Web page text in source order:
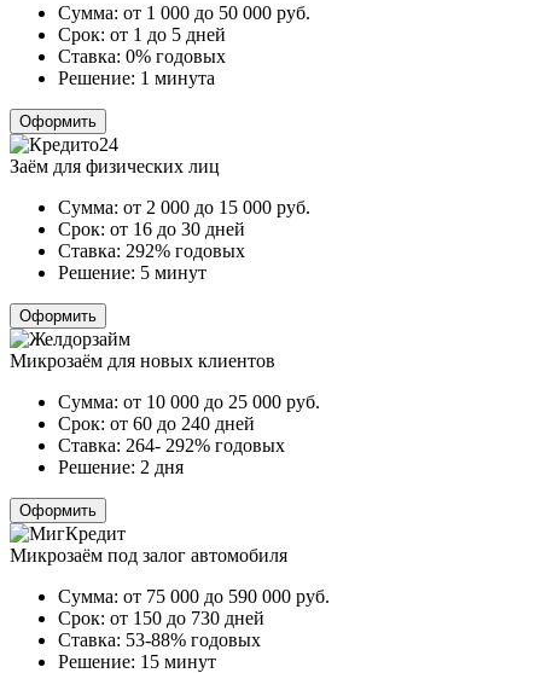
Сумма: от 1 000 до 50 000 руб.
Срок: от 1 до 5 дней
Ставка: 0% годовых
Решение: 1 минута
Оформить
Заём для физических лиц
Сумма: от 2 000 до 15 000 руб.
Срок: от 16 до 30 дней
Ставка: 292% годовых
Решение: 5 минут
Оформить
Микрозаём для новых клиентов
Сумма: от 10 000 до 25 000 руб.
Срок: от 60 до 240 дней
Ставка: 264- 292% годовых
Решение: 2 дня
Оформить
Микрозаём под залог автомобиля
Сумма: от 75 000 до 590 000 руб.
Срок: от 150 до 730 дней
Ставка: 53-88% годовых
Решение: 15 минут